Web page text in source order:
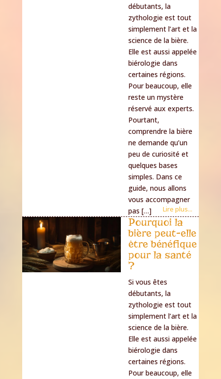
débutants, la
zythologie est tout
simplement l’art et la
science de la bière.
Elle est aussi appelée
biérologie dans
certaines régions.
Pour beaucoup, elle
reste un mystère
réservé aux experts.
Pourtant,
comprendre la bière
ne demande qu’un
peu de curiosité et
quelques bases
simples. Dans ce
guide, nous allons
vous accompagner
pas […]
Lire plus...
Pourquoi la
bière peut-elle
être bénéfique
pour la santé
?
Si vous êtes
débutants, la
zythologie est tout
simplement l’art et la
science de la bière.
Elle est aussi appelée
biérologie dans
certaines régions.
Pour beaucoup, elle